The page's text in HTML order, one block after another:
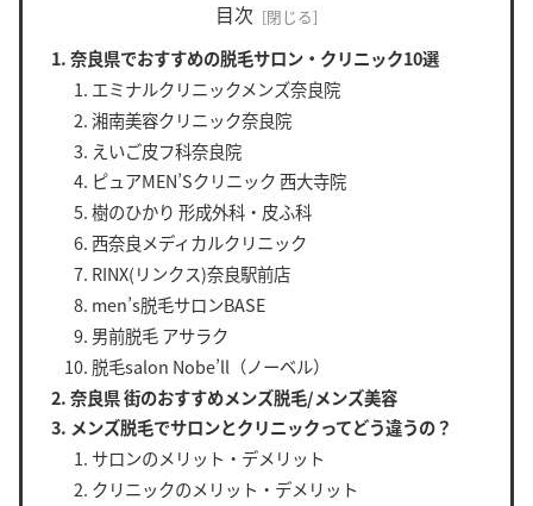
目次
奈良県でおすすめの脱毛サロン・クリニック10選
エミナルクリニックメンズ奈良院
湘南美容クリニック奈良院
えいご皮フ科奈良院
ピュアMEN’Sクリニック 西大寺院
樹のひかり 形成外科・皮ふ科
西奈良メディカルクリニック
RINX(リンクス)奈良駅前店
men’s脱毛サロンBASE
男前脱毛 アサラク
脱毛salon Nobe’ll（ノーベル）
奈良県 街のおすすめメンズ脱毛/メンズ美容
メンズ脱毛でサロンとクリニックってどう違うの？
サロンのメリット・デメリット
クリニックのメリット・デメリット